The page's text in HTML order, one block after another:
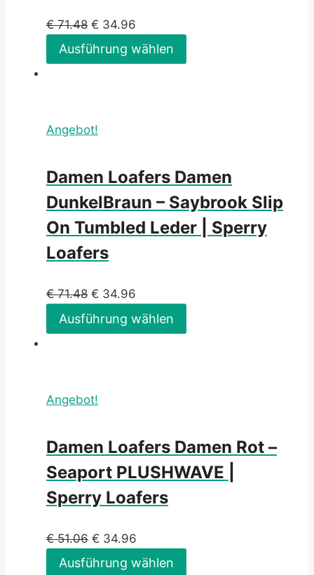
€71.48 € 34.96
Ausführung wählen
Angebot!
Damen Loafers Damen
DunkelBraun – Saybrook Slip
On Tumbled Leder | Sperry
Loafers
€71.48 € 34.96
Ausführung wählen
Angebot!
Damen Loafers Damen Rot –
Seaport PLUSHWAVE |
Sperry Loafers
€51.06 € 34.96
Ausführung wählen